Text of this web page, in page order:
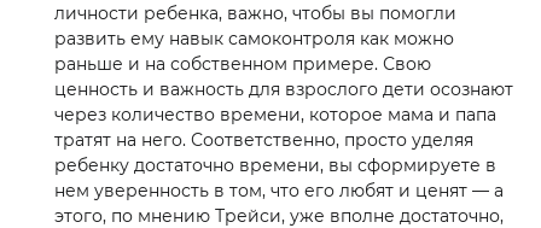
личности ребенка, важно, чтобы вы помогли
развить ему навык самоконтроля как можно
раньше и на собственном примере. Свою
ценность и важность для взрослого дети осознают
через количество времени, которое мама и папа
тратят на него. Соответственно, просто уделяя
ребенку достаточно времени, вы сформируете в
нем уверенность в том, что его любят и ценят — а
этого, по мнению Трейси, уже вполне достаточно,